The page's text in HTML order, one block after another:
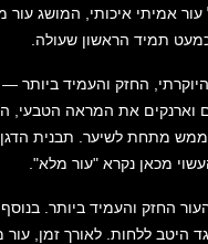
היוקרתי, החזק והעמיד ביותר
וארנקים את המראה הטבעי,
מתחת לשיער. תבנית
מכאן נקרא "עור מלא".
החזק והעמיד ביותר.
היטב ללחות. לאורך זמן,